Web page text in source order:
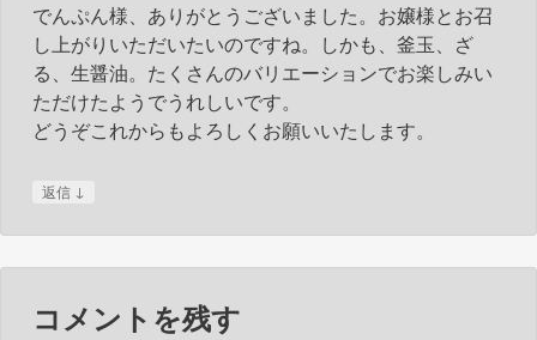
でんぷん様、ありがとうございました。お嬢様とお召
し上がりいただいたいのですね。しかも、釜玉、ざ
る、生醤油。たくさんのバリエーションでお楽しみい
ただけたようでうれしいです。
どうぞこれからもよろしくお願いいたします。
返信 ↓
コメントを残す